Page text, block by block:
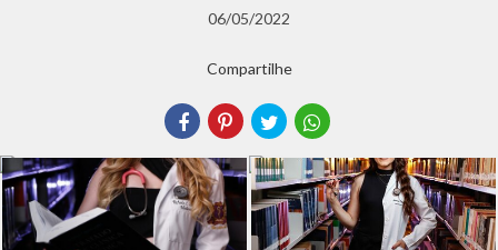
06/05/2022
Compartilhe